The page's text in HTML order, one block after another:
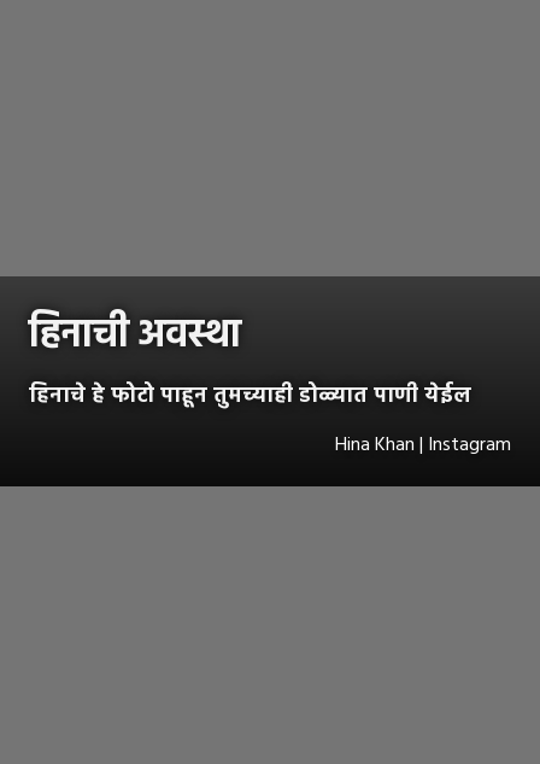
हिनाची अवस्था
हिनाचे हे फोटो पाहून तुमच्याही डोळ्यात पाणी येईल
Hina Khan | Instagram